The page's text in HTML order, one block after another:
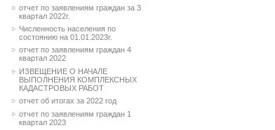
отчет по заявлениям граждан за 3
квартал 2022г.
Численность населения по
состоянию на 01.01.2023г.
отчет по заявлениям граждан 4
квартал 2022
ИЗВЕЩЕНИЕ О НАЧАЛЕ
ВЫПОЛНЕНИЯ КОМПЛЕКСНЫХ
КАДАСТРОВЫХ РАБОТ
отчет об итогах за 2022 год
отчет по заявлениям граждан 1
квартал 2023